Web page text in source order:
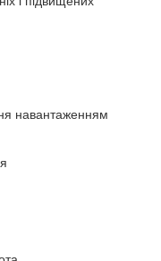
навантаженням